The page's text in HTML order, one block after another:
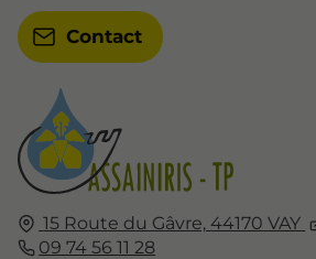
15 Route du Gâvre, 44170 VAY
09 74 56 11 28
Contact